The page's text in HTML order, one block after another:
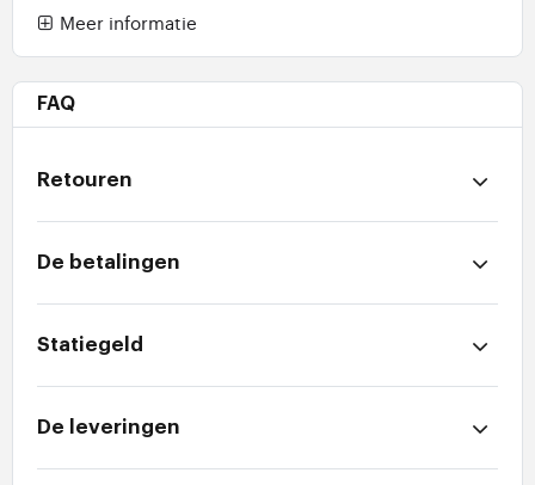
Meer informatie
FAQ
Retouren
De betalingen
Statiegeld
De leveringen